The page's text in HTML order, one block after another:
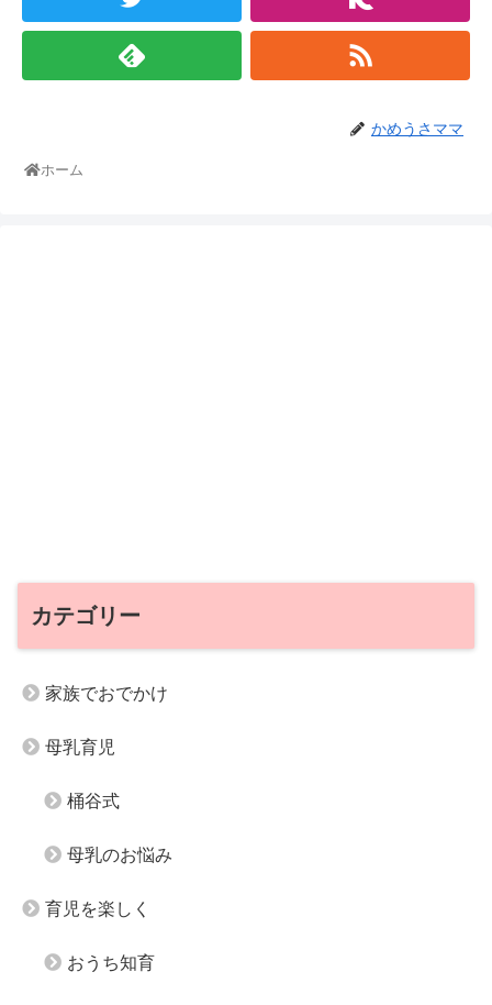
かめうさママ
ホーム
カテゴリー
家族でおでかけ
母乳育児
桶谷式
母乳のお悩み
育児を楽しく
おうち知育